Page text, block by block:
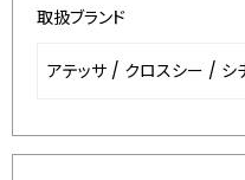
取扱ブランド
アテッサ / クロスシー / シ